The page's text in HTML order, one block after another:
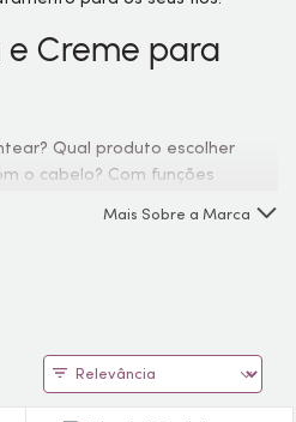
e Creme para
Qual produto escolher
o cabelo? Com funções
Siàge e encontre o melhor
Mais Sobre a Marca